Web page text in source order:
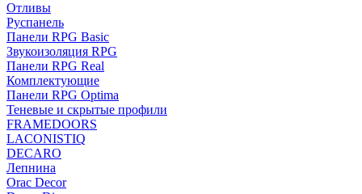
Отливы
Руспанель
Панели RPG Basic
Звукоизоляция RPG
Панели RPG Real
Комплектующие
Панели RPG Optima
Теневые и скрытые профили
FRAMEDOORS
LACONISTIQ
DECARO
Лепнина
Orac Decor